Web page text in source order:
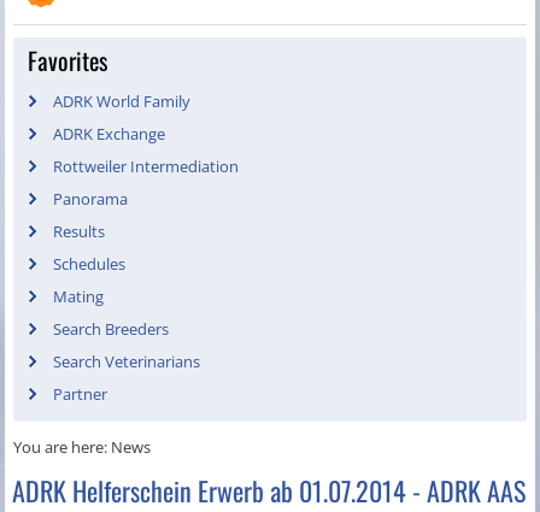
Favorites
ADRK World Family
ADRK Exchange
Rottweiler Intermediation
Panorama
Results
Schedules
Mating
Search Breeders
Search Veterinarians
Partner
You are here: News
ADRK Helferschein Erwerb ab 01.07.2014 - ADRK AAS